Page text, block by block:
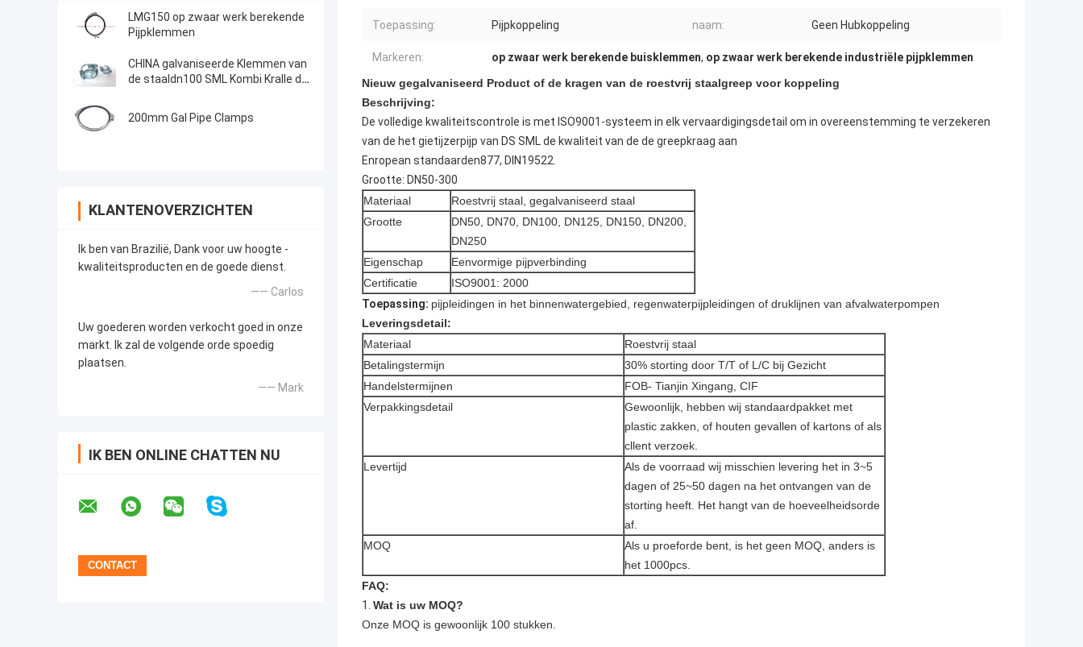
LMG150 op zwaar werk berekende
Pijpklemmen
CHINA galvaniseerde Klemmen van
de staaldn100 SML Kombi Kralle de
200mm Gal Pipe Clamps
KLANTENOVERZICHTEN
Ik ben van Brazilië, Dank voor uw hoogte -
kwaliteitsproducten en de goede dienst.
—— Carlos
Uw goederen worden verkocht goed in onze
markt. Ik zal de volgende orde spoedig
plaatsen.
—— Mark
IK BEN ONLINE CHATTEN NU
Toepassing: Pijpkoppeling naam: Geen Hubkoppeling
Markeren: op zwaar werk berekende buisklemmen, op zwaar werk berekende industriële pijpklemmen
Nieuw gegalvaniseerd Product of de kragen van de roestvrij staalgreep voor koppeling
Beschrijving:
De volledige kwaliteitscontrole is met ISO9001-systeem in elk vervaardigingsdetail om in overeenstemming te verzekeren
van de het gietijzerpijp van DS SML de kwaliteit van de de greepkraag aan
Enropean standaarden877, DIN19522.
Grootte: DN50-300
Materiaal
Roestvrij staal, gegalvaniseerd staal
Grootte
DN50, DN70, DN100, DN125, DN150, DN200,
DN250
Eigenschap
Eenvormige pijpverbinding
Certificatie
ISO9001: 2000
Toepassing: pijpleidingen in het binnenwatergebied, regenwaterpijpleidingen of druklijnen van afvalwaterpompen
Leveringsdetail:
Materiaal
Roestvrij staal
Betalingstermijn
30% storting door T/T of L/C bij Gezicht
Handelstermijnen
FOB- Tianjin Xingang, CIF
Verpakkingsdetail
Gewoonlijk, hebben wij standaardpakket met
plastic zakken, of houten gevallen of kartons of als
cllent verzoek.
Levertijd
Als de voorraad wij misschien levering het in 3~5
dagen of 25~50 dagen na het ontvangen van de
storting heeft. Het hangt van de hoeveelheidsorde
af.
MOQ
Als u proeforde bent, is het geen MOQ, anders is
het 1000pcs.
FAQ:
1. Wat is uw MOQ?
Onze MOQ is gewoonlijk 100 stukken.